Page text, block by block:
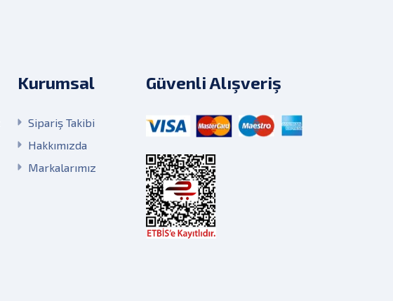
Kurumsal
Sipariş Takibi
Hakkımızda
Markalarımız
Güvenli Alışveriş